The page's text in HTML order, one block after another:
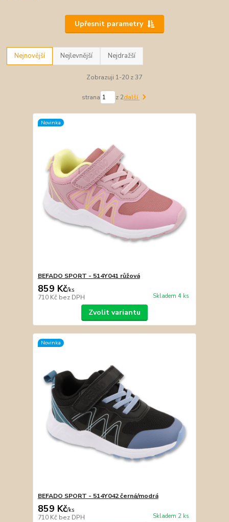
Upřesnit parametry
Nejnovější Nejlevnější Nejdražší
Zobrazuji 1-20 z 37
strana z 2další
Novinka
BEFADO SPORT - 514Y041 růžová
859 Kč/ks
710 Kč bez DPH Skladem 4 ks
Zvolit variantu
Novinka
BEFADO SPORT - 514Y042 černá/modrá
859 Kč/ks
710 Kč bez DPH Skladem 2 ks